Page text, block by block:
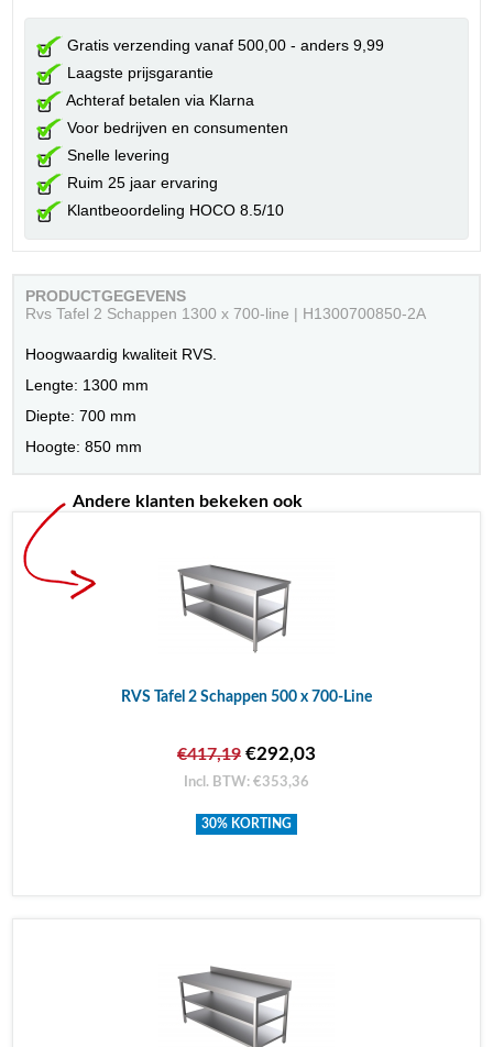
Gratis verzending vanaf 500,00 - anders 9,99
Laagste prijsgarantie
Achteraf betalen via Klarna
Voor bedrijven en consumenten
Snelle levering
Ruim 25 jaar ervaring
Klantbeoordeling HOCO 8.5/10
PRODUCTGEGEVENS
Rvs Tafel 2 Schappen 1300 x 700-line | H1300700850-2A
Hoogwaardig kwaliteit RVS.
Lengte: 1300 mm
Diepte: 700 mm
Hoogte: 850 mm
Andere klanten bekeken ook
RVS Tafel 2 Schappen 500 x 700-Line
€417,19 €292,03
Incl. BTW: €353,36
30% KORTING